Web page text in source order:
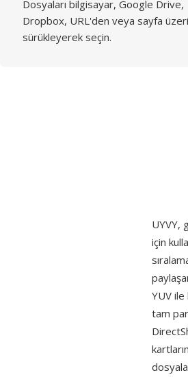
Dosyaları bilgisayar, Google Drive,
Dropbox, URL'den veya sayfa
sürükleyerek seçin.
UYVY,
için
YUV ile
tam